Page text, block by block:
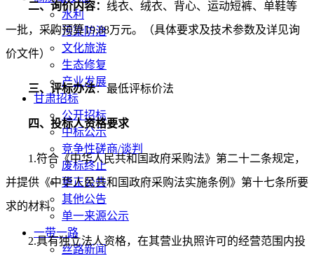
水利
污染防治
文化旅游
生态修复
产业发展
甘肃招标
公开招标
中标公示
竞争性磋商/谈判
废标终止
更正公告
其他公告
单一来源公示
一带一路
丝路新闻
二、询价内容：线衣、绒衣、背心、运动短裤、单鞋等
一批， 采购预算19.88万元。（具体要求及技术参数及详见询
价文件）
三、评标办法：最低评标价法
四、投标人资格要求
1.符合《中华人民共和国政府采购法》第二十二条规定，
并提供《中华人民共和国政府采购法实施条例》第十七条所要
求的材料。
2.具有独立法人资格，在其营业执照许可的经营范围内投